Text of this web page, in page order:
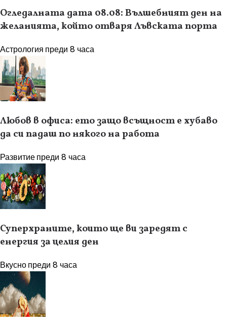
Огледалната дата 08.08: Вълшебният ден на
желанията, който отваря Лъвската порта
Астрология преди 8 часа
Любов в офиса: ето защо всъщност е хубаво
да си падаш по някого на работа
Развитиепреди 8 часа
Суперхраните, които ще ви заредят с
енергия за целия ден
Вкуснопреди 8 часа